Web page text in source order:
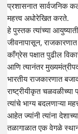
प्रशासनात सार्वजनिक
महत्त्व अधोरेखित करते.
हे पुस्तक त्यांच्या
जीवनापासून,
काँग्रेस पक्षात पुढील
आणि त्यानंतर
भारतीय राजकारणात
राष्ट्रीयीकृत चळवळीच्या
त्यांचे भाग्य बदलणाऱ्या
आहेत ज्यांनी त्यांना
तळागाळात एक वेगळे